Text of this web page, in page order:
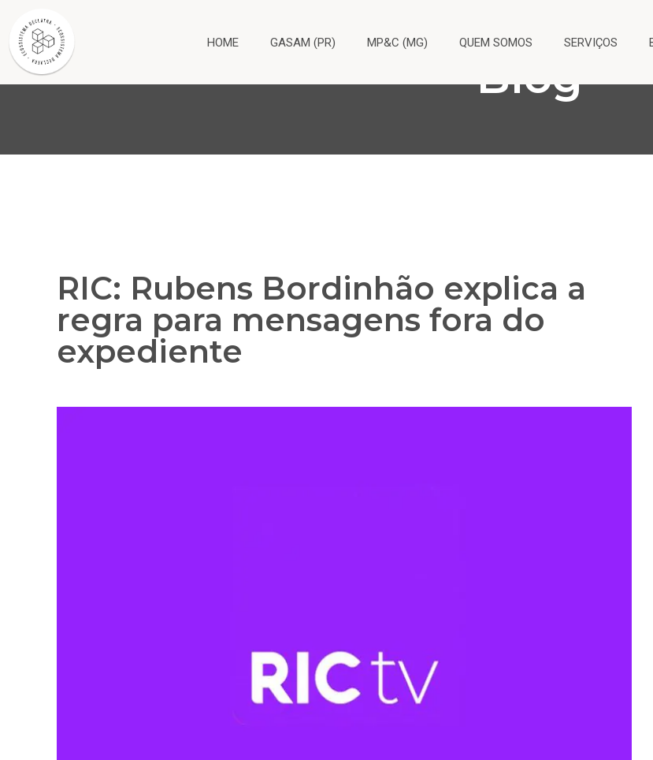
HOME GASAM (PR) MP&C (MG) QUEM SOMOS SERVIÇOS
Blog
RIC: Rubens Bordinhão explica a
regra para mensagens fora do
expediente